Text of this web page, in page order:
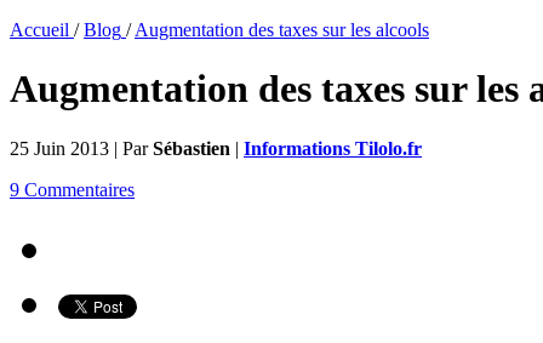
Accueil / Blog / Augmentation des taxes sur les alcools
Augmentation des taxes sur les
25 Juin 2013 | ParSébastien | Informations Tilolo.fr
9 Commentaires